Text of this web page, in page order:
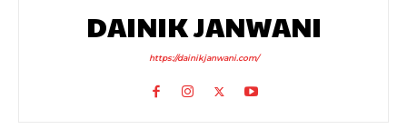
DAINIK JANWANI
https://dainikjanwani.com/